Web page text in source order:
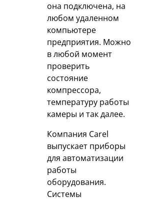
она подключена, на
любом удаленном
компьютере
предприятия. Можно
в любой момент
проверить
состояние
компрессора,
температуру работы
камеры и так далее.
Компания Carel
выпускает приборы
для автоматизации
работы
оборудования.
Системы